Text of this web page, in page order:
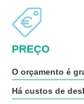
PREÇO
O orçamento é
Há custos de